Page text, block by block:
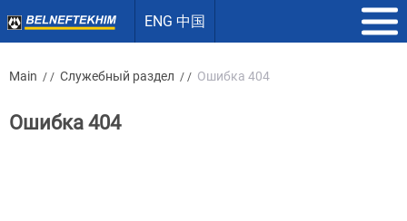
ENG 中国
Main / / Служебный раздел / / Ошибка 404
Ошибка 404